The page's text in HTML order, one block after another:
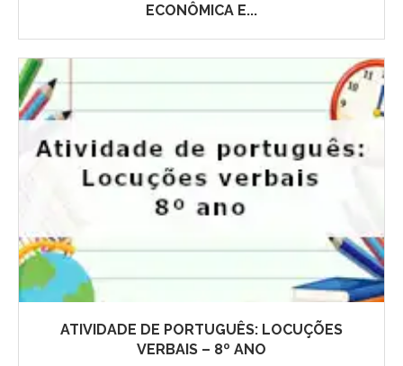
ECONÔMICA E...
ATIVIDADE DE PORTUGUÊS: LOCUÇÕES
VERBAIS – 8º ANO